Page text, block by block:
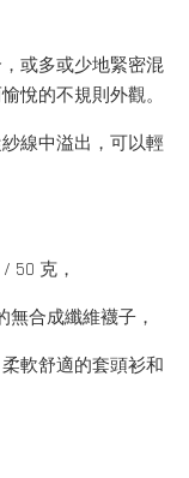
或多或少地緊密混
悅的不規則外觀。
線中溢出，可以輕
50 克，
合成纖維襪子，
軟舒適的套頭衫和